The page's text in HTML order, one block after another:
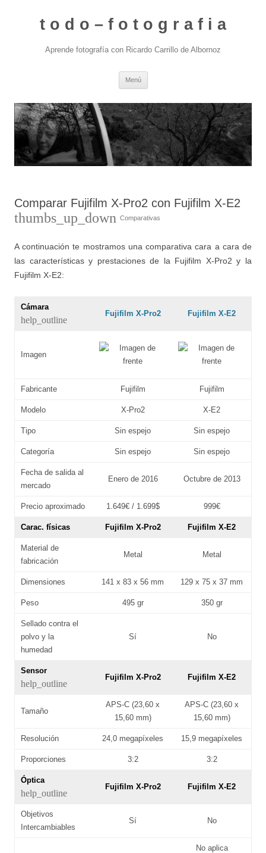
t o d o – f o t o g r a f i a
Aprende fotografía con Ricardo Carrillo de Albornoz
Menú
Comparar Fujifilm X-Pro2 con Fujifilm X-E2
thumbs_up_down Comparativas
A continuación te mostramos una comparativa cara a cara de
las características y prestaciones de la Fujifilm X-Pro2 y la
Fujifilm X-E2:
Cámara
help_outline
Fujifilm X-Pro2 Fujifilm X-E2
Imagen
Fabricante Fujifilm Fujifilm
Modelo X-Pro2 X-E2
Tipo Sin espejo Sin espejo
Categoría Sin espejo Sin espejo
Fecha de salida al
mercado
Enero de 2016 Octubre de 2013
Precio aproximado 1.649€ / 1.699$ 999€
Carac. físicas Fujifilm X-Pro2 Fujifilm X-E2
Material de
fabricación
Metal Metal
Dimensiones 141 x 83 x 56 mm 129 x 75 x 37 mm
Peso 495 gr 350 gr
Sellado contra el
polvo y la
humedad
Sí No
Sensor
help_outline
Fujifilm X-Pro2 Fujifilm X-E2
Tamaño
APS-C (23,60 x
15,60 mm)
APS-C (23,60 x
15,60 mm)
Resolución 24,0 megapíxeles 15,9 megapíxeles
Proporciones 3:2 3:2
Óptica
help_outline
Fujifilm X-Pro2 Fujifilm X-E2
Objetivos
Intercambiables
Sí No
No aplica